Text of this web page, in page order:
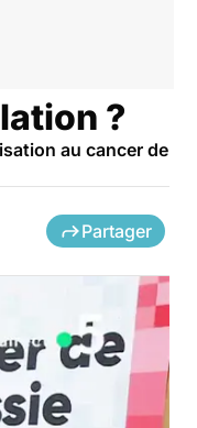
?
au cancer de
Partager